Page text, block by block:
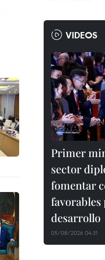
VIDEOS
Primer
sector
fomentar
favorables
desarrollo
05/08/2026 04:31